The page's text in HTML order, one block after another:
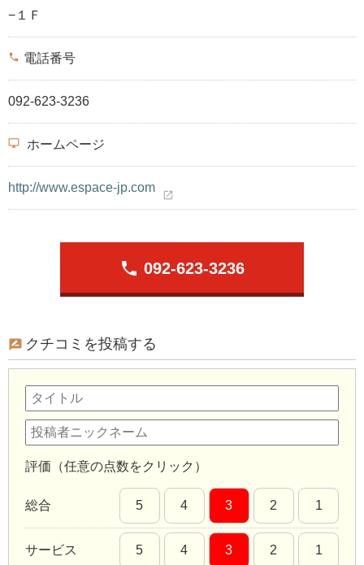
−１Ｆ
phone 電話番号
092-623-3236
desktop_windows ホームページ
http://www.espace-jp.com
open_in_new
phone 092-623-3236
クチコミを投稿する
評価（任意の点数をクリック）
総合 5 4 3 2 1
サービス 5 4 3 2 1